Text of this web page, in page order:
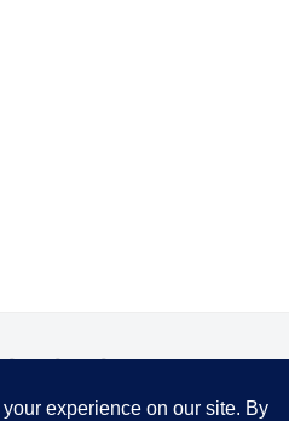
提
セ
ラ